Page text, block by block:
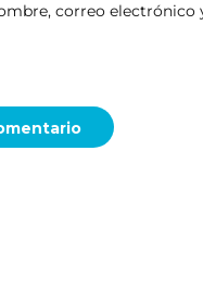
correo electrónico